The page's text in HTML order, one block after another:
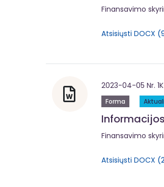
Finansavimo
Atsisiųsti DOCX
2023-04-05 Nr.
Forma
Finansavimo
Atsisiųsti DOCX